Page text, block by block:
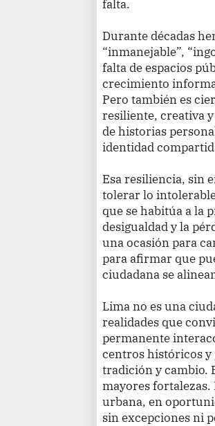
falta.
Durante décadas
“inmanejable”,
falta de espacios
crecimiento
Pero también es
resiliente, creativa
de historias
identidad
Esa resiliencia, sin
tolerar lo
que se habitúa a la
desigualdad y la
una ocasión para
para afirmar que
ciudadana se
Lima no es una
realidades que
permanente
centros históricos
tradición y cambio.
mayores
urbana, en
sin excepciones ni